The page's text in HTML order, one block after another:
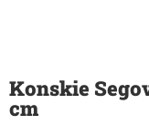
Konskie
cm